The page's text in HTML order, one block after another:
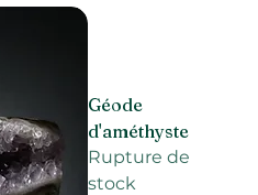
Géode
d'améthyste
Rupture de
stock